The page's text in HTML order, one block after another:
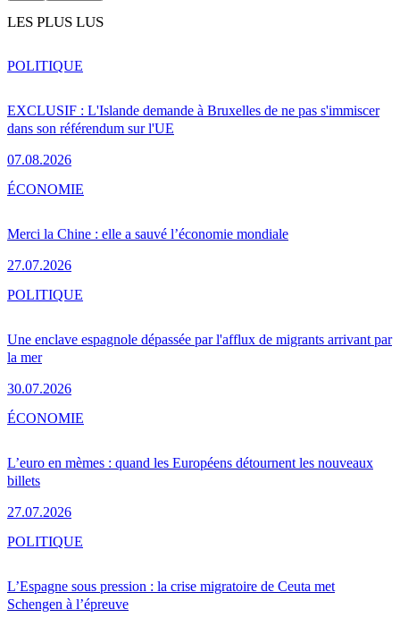
LES PLUS LUS
EXCLUSIF : L'Islande demande à Bruxelles de ne pas s'immiscer
dans son référendum sur l'UE
07.08.2026
POLITIQUE
Merci la Chine : elle a sauvé l’économie mondiale
27.07.2026
ÉCONOMIE
Une enclave espagnole dépassée par l'afflux de migrants arrivant par
la mer
30.07.2026
POLITIQUE
L’euro en mèmes : quand les Européens détournent les nouveaux
billets
27.07.2026
ÉCONOMIE
L’Espagne sous pression : la crise migratoire de Ceuta met
Schengen à l’épreuve
POLITIQUE